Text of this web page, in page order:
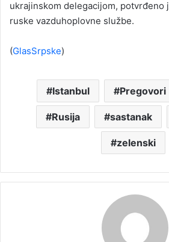
ukrajinskom delegacijom,
ruske vazduhoplovne službe.
(GlasSrpske)
Istanbul Pregovori
Rusija sastanak
zelenski